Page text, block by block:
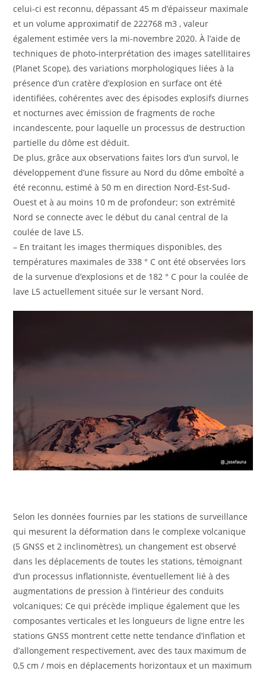
celui-ci est reconnu, dépassant 45 m d’épaisseur maximale
et un volume approximatif de 222768 m3 , valeur
également estimée vers la mi-novembre 2020. À l’aide de
techniques de photo-interprétation des images satellitaires
(Planet Scope), des variations morphologiques liées à la
présence d’un cratère d’explosion en surface ont été
identifiées, cohérentes avec des épisodes explosifs diurnes
et nocturnes avec émission de fragments de roche
incandescente, pour laquelle un processus de destruction
partielle du dôme est déduit.
De plus, grâce aux observations faites lors d’un survol, le
développement d’une fissure au Nord du dôme emboîté a
été reconnu, estimé à 50 m en direction Nord-Est-Sud-
Ouest et à au moins 10 m de profondeur; son extrémité
Nord se connecte avec le début du canal central de la
coulée de lave L5.
– En traitant les images thermiques disponibles, des
températures maximales de 338 ° C ont été observées lors
de la survenue d’explosions et de 182 ° C pour la coulée de
lave L5 actuellement située sur le versant Nord.
Selon les données fournies par les stations de surveillance
qui mesurent la déformation dans le complexe volcanique
(5 GNSS et 2 inclinomètres), un changement est observé
dans les déplacements de toutes les stations, témoignant
d’un processus inflationniste, éventuellement lié à des
augmentations de pression à l’intérieur des conduits
volcaniques; Ce qui précède implique également que les
composantes verticales et les longueurs de ligne entre les
stations GNSS montrent cette nette tendance d’inflation et
d’allongement respectivement, avec des taux maximum de
0,5 cm / mois en déplacements horizontaux et un maximum